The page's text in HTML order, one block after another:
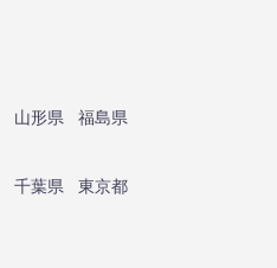
山形県
福島県
千葉県
東京都